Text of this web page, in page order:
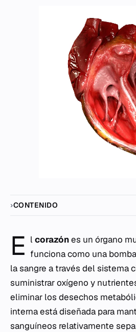
CONTENIDO
E lcorazónes un órgano
funciona como una
la sangre a través del sistema
suministrar oxígeno y
eliminar los desechos
interna está diseñada para
sanguíneos relativamente